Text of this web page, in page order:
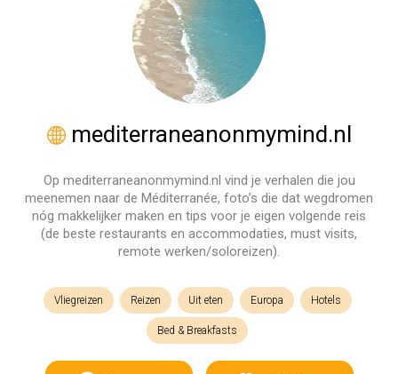
mediterraneanonmymind.nl
Op mediterraneanonmymind.nl vind je verhalen die jou
meenemen naar de Méditerranée, foto’s die dat wegdromen
nóg makkelijker maken en tips voor je eigen volgende reis
(de beste restaurants en accommodaties, must visits,
remote werken/soloreizen).
Vliegreizen Reizen Uit eten Europa Hotels
Bed & Breakfasts